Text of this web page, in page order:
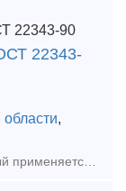
22343-
,
Клемма ПК - Элемент скрепления, который применяется для надежного скрепления железнодорожных рельсов типа Р-65 и Р-50. Жесткая стальная промежуточная клемма может использоваться при ук